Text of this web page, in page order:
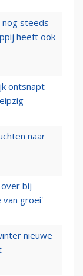
nog steeds
heeft ook
ontsnapt
naar
bij
van groei'
nieuwe